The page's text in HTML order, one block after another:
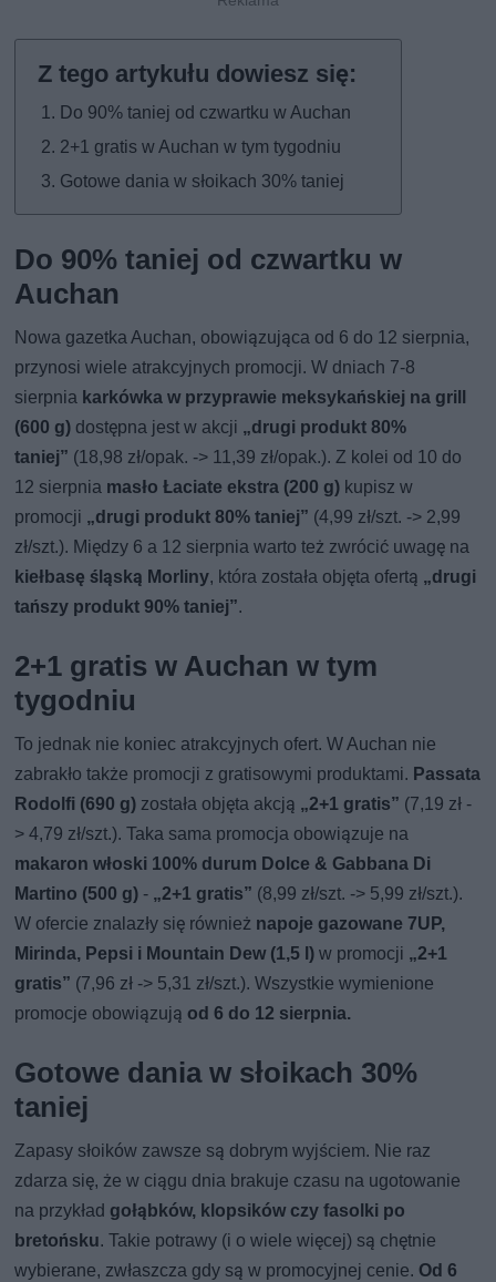
Do 90% taniej od czwartku w Auchan
2+1 gratis w Auchan w tym tygodniu
Gotowe dania w słoikach 30% taniej
Do 90% taniej od czwartku w
Auchan
Nowa gazetka Auchan, obowiązująca od 6 do 12 sierpnia,
przynosi wiele atrakcyjnych promocji. W dniach 7-8
sierpnia karkówka w przyprawie meksykańskiej na grill
(600 g) dostępna jest w akcji „drugi produkt 80%
taniej” (18,98 zł/opak. -> 11,39 zł/opak.). Z kolei od 10 do
12 sierpnia masło Łaciate ekstra (200 g) kupisz w
promocji „drugi produkt 80% taniej” (4,99 zł/szt. -> 2,99
zł/szt.). Między 6 a 12 sierpnia warto też zwrócić uwagę na
kiełbasę śląską Morliny, która została objęta ofertą „drugi
tańszy produkt 90% taniej”.
2+1 gratis w Auchan w tym
tygodniu
To jednak nie koniec atrakcyjnych ofert. W Auchan nie
zabrakło także promocji z gratisowymi produktami. Passata
Rodolfi (690 g) została objęta akcją „2+1 gratis” (7,19 zł -
> 4,79 zł/szt.). Taka sama promocja obowiązuje na
makaron włoski 100% durum Dolce & Gabbana Di
Martino (500 g) - „2+1 gratis” (8,99 zł/szt. -> 5,99 zł/szt.).
W ofercie znalazły się również napoje gazowane 7UP,
Mirinda, Pepsi i Mountain Dew (1,5 l) w promocji „2+1
gratis” (7,96 zł -> 5,31 zł/szt.). Wszystkie wymienione
promocje obowiązują od 6 do 12 sierpnia.
Gotowe dania w słoikach 30%
taniej
Zapasy słoików zawsze są dobrym wyjściem. Nie raz
zdarza się, że w ciągu dnia brakuje czasu na ugotowanie
na przykład gołąbków, klopsików czy fasolki po
bretońsku. Takie potrawy (i o wiele więcej) są chętnie
wybierane, zwłaszcza gdy są w promocyjnej cenie. Od 6